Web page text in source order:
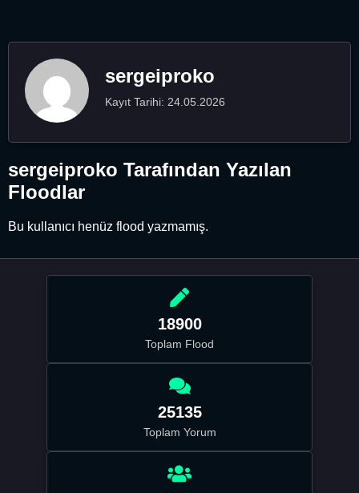
sergeiproko
Kayıt Tarihi: 24.05.2026
sergeiproko Tarafından Yazılan
Floodlar
Bu kullanıcı henüz flood yazmamış.
18900
Toplam Flood
25135
Toplam Yorum